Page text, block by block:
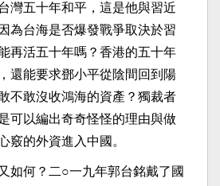
灣五十年和平，這是他與習近
為台海是否爆發戰爭取決於習
再活五十年嗎？香港的五十年
還能要求鄧小平從陰間回到陽
不敢沒收鴻海的資產？獨裁者
可以編出奇奇怪怪的理由與做
竅的外資進入中國。
如何？二○一九年郭台銘戴了國